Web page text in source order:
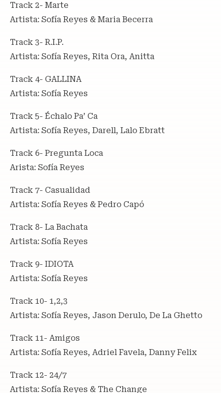
Track 2- Marte
Artista: Sofía Reyes & Maria Becerra
Track 3- R.I.P.
Artista: Sofía Reyes, Rita Ora, Anitta
Track 4- GALLINA
Artista: Sofía Reyes
Track 5- Échalo Pa’ Ca
Artista: Sofía Reyes, Darell, Lalo Ebratt
Track 6- Pregunta Loca
Arista: Sofía Reyes
Track 7- Casualidad
Artista: Sofía Reyes & Pedro Capó
Track 8- La Bachata
Artista: Sofía Reyes
Track 9- IDIOTA
Artista: Sofía Reyes
Track 10- 1,2,3
Artista: Sofía Reyes, Jason Derulo, De La Ghetto
Track 11- Amigos
Artista: Sofía Reyes, Adriel Favela, Danny Felix
Track 12- 24/7
Artista: Sofía Reyes & The Change